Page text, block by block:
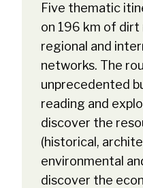
Five thematic
on 196 km of
regional and
networks. The
unprecedented
reading and
discover the
(historical,
environmental
discover the